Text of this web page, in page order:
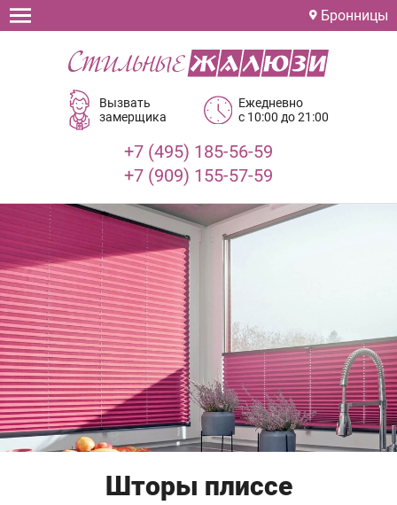
Бронницы
Вызвать
замерщика
Ежедневно
с 10:00 до 21:00
+7 (495) 185-56-59
+7 (909) 155-57-59
Шторы плиссе